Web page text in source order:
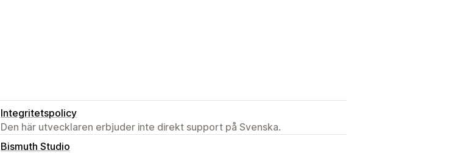
Integritetspolicy
Den här utvecklaren erbjuder inte direkt support på Svenska.
Bismuth Studio